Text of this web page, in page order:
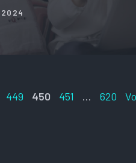
2024
Pagina
449 Pagina
450 Pagina
451 … Pagina
620